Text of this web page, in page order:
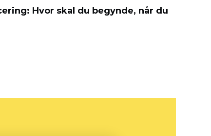
Hvor skal du begynde, når du